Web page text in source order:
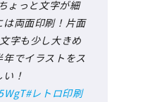
ょっと文字が細
両面印刷！片面
字も少し大きめ
でイラストをス
！
#レトロ印刷